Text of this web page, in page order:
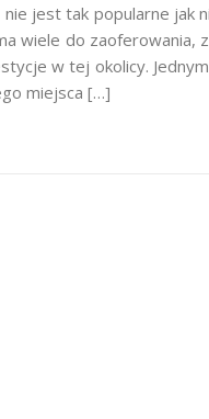
nie jest tak popularne jak
wiele do zaoferowania,
w tej okolicy.
miejsca […]